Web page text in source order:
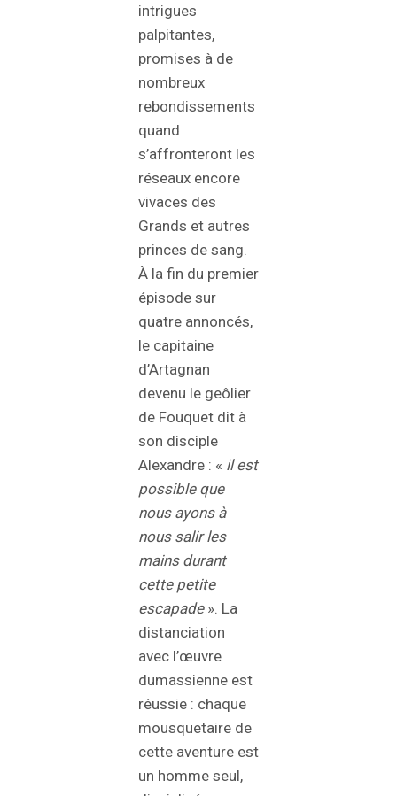
intrigues
palpitantes,
promises à de
nombreux
rebondissements
quand
s’affronteront les
réseaux encore
vivaces des
Grands et autres
princes de sang.
À la fin du premier
épisode sur
quatre annoncés,
le capitaine
d’Artagnan
devenu le geôlier
de Fouquet dit à
son disciple
Alexandre : « il est
possible que
nous ayons à
nous salir les
mains durant
cette petite
escapade». La
distanciation
avec l’œuvre
dumassienne est
réussie : chaque
mousquetaire de
cette aventure est
un homme seul,